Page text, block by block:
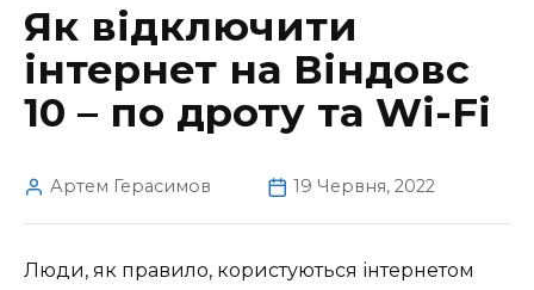
Як відключити
інтернет на Віндовс
10 – по дроту та Wi-Fi
Артем Герасимов 19 Червня, 2022
Люди, як правило, користуються інтернетом